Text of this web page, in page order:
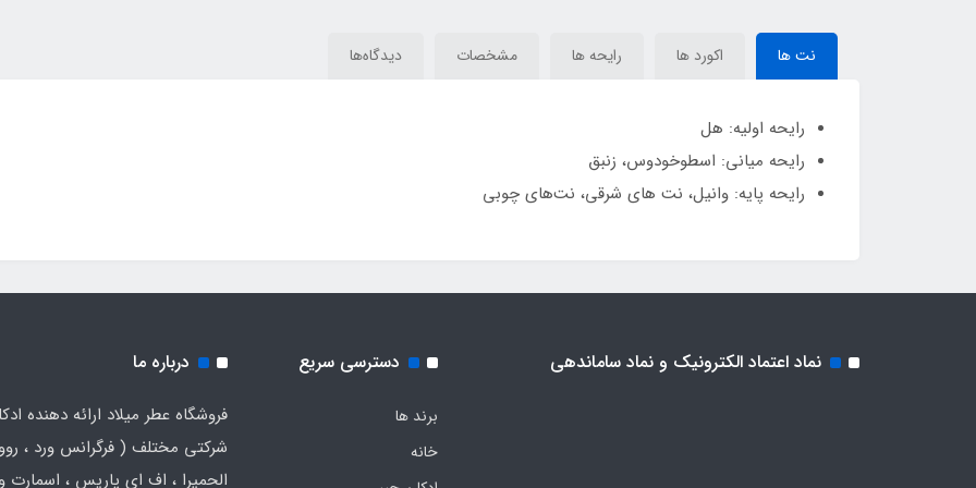
نت ها اکورد ها رایحه ها مشخصات دیدگاه‌ها
رایحه اولیه: هل
رایحه میانی: اسطوخودوس، زنبق
رایحه پایه: وانیل، نت های شرقی، نت‌های چوبی
نماد اعتماد الکترونیک و نماد ساماندهی دسترسی سریع
برند ها
خانه
درباره ما
فروشگاه عطر میلاد ارائه دهنده
شرکتی مختلف ( فرگرانس ورد ،
الحمیرا ، اف ای پاریس ، اسمارت